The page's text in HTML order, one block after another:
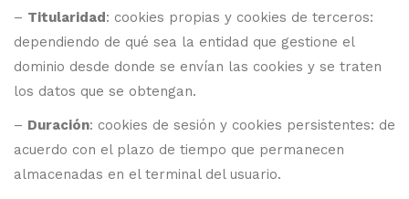
– Titularidad: cookies propias y cookies de terceros:
dependiendo de qué sea la entidad que gestione el
dominio desde donde se envían las cookies y se traten
los datos que se obtengan.
– Duración: cookies de sesión y cookies persistentes: de
acuerdo con el plazo de tiempo que permanecen
almacenadas en el terminal del usuario.